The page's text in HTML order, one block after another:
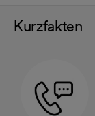
Kurzfakten